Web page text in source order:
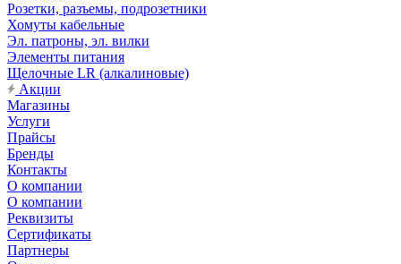
Розетки, разъемы, подрозетники
Хомуты кабельные
Эл. патроны, эл. вилки
Элементы питания
Щелочные LR (алкалиновые)
Акции
Магазины
Услуги
Прайсы
Бренды
Контакты
О компании
О компании
Реквизиты
Сертификаты
Партнеры